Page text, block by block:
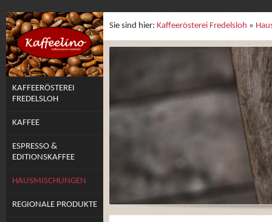
KAFFEERÖSTEREI
FREDELSLOH
KAFFEE
ESPRESSO &
EDITIONSKAFFEE
HAUSMISCHUNGEN
REGIONALE PRODUKTE
Sie sind hier: Kaffeerösterei Fredelsloh »